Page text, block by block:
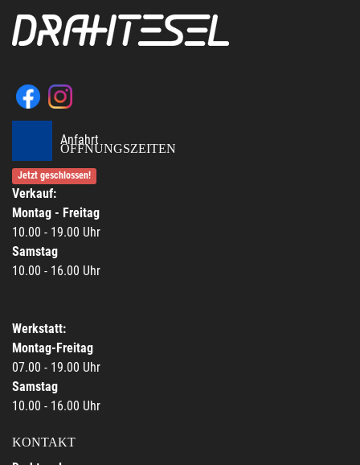
Anfahrt
ÖFFNUNGSZEITEN
Jetzt geschlossen!
Verkauf:
Montag - Freitag
10.00 - 19.00 Uhr
Samstag
10.00 - 16.00 Uhr
Werkstatt:
Montag-Freitag
07.00 - 19.00 Uhr
Samstag
10.00 - 16.00 Uhr
KONTAKT